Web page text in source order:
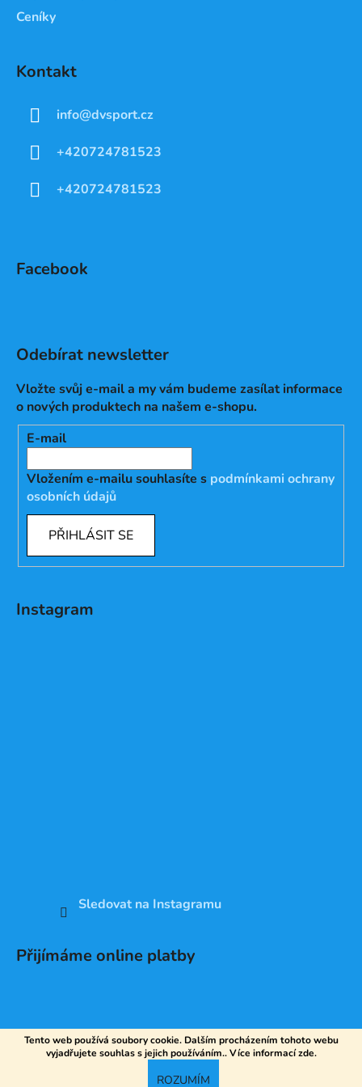
Tento web používá soubory cookie. Dalším procházením tohoto webu
vyjadřujete souhlas s jejich používáním.. Více informacízde.
ROZUMÍM
Ceníky
Kontakt
info@dvsport.cz
+420724781523
+420724781523
Facebook
Odebírat newsletter
Vložte svůj e-mail a my vám budeme zasílat informace
o nových produktech na našem e-shopu.
E-mail
Vložením e-mailu souhlasíte s podmínkami ochrany
osobních údajů
PŘIHLÁSIT SE
Instagram
Sledovat na Instagramu
Přijímáme online platby
Vytvořil Shoptet